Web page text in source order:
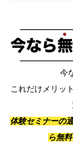
今
これだけメリッ
体験セミナーの
ら無